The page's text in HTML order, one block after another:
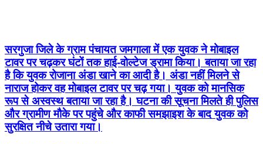
सरगुजा जिले के ग्राम पंचायत जमगाला में एक युवक ने मोबाइल
टावर पर चढ़कर घंटों तक हाई-वोल्टेज ड्रामा किया। बताया जा रहा
है कि युवक रोजाना अंडा खाने का आदी है। अंडा नहीं मिलने से
नाराज होकर वह मोबाइल टावर पर चढ़ गया। युवक को मानसिक
रूप से अस्वस्थ बताया जा रहा है। घटना की सूचना मिलते ही पुलिस
और ग्रामीण मौके पर पहुंचे और काफी समझाइश के बाद युवक को
सुरक्षित नीचे उतारा गया।